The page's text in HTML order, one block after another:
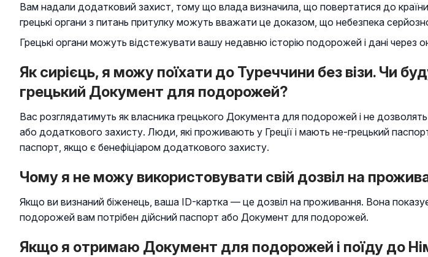
Вам надали додатковий захист, тому що влада визначила, що повертатися до
грецькі органи з питань притулку можуть вважати це доказом, що небезпека
Грецькі органи можуть відстежувати вашу недавню історію подорожей і дані через
Як сирієць, я можу поїхати до Туреччини без візи. Чи
грецький Документ для подорожей?
Вас розглядатимуть як власника грецького Документа для подорожей і не
або додаткового захисту. Люди, які проживають у Греції і мають не-грецький
паспорт, якщо є бенефіціаром додаткового захисту.
Чому я не можу використовувати свій дозвіл на
Якщо ви визнаний біженець, ваша ID-картка — це дозвіл на проживання. Вона
подорожей вам потрібен дійсний паспорт або Документ для подорожей.
Якщо я отримаю Документ для подорожей і поїду до